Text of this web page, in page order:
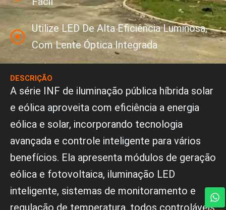
Utilize LED De Alta Eficiência Luminosa,
Com Lente Óptica Integrada
DESCRIÇÃO
A série INF de iluminação pública híbrida solar
e eólica aproveita com eficiência a energia
eólica e solar, incorporando tecnologia
avançada e controle inteligente para vários
benefícios. Ela apresenta módulos de geração
eólica e fotovoltaica, iluminação LED
inteligente, sistemas de monitoramento e
regulação de temperatura, todos controláveis
W
h